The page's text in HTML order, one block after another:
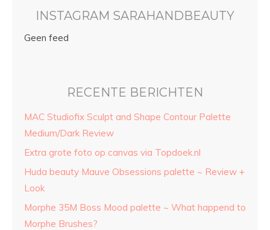
INSTAGRAM SARAHANDBEAUTY
Geen feed
RECENTE BERICHTEN
MAC Studiofix Sculpt and Shape Contour Palette
Medium/Dark Review
Extra grote foto op canvas via Topdoek.nl
Huda beauty Mauve Obsessions palette ~ Review +
Look
Morphe 35M Boss Mood palette ~ What happend to
Morphe Brushes?